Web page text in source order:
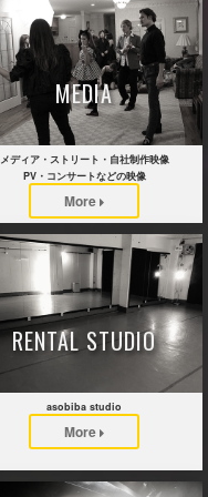
MEDIA
メディア・ストリート・自社制作映像
PV・コンサートなどの映像
More
RENTAL STUDIO
asobiba studio
More